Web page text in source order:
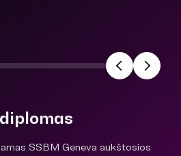
SSBM Geneva aukštosios